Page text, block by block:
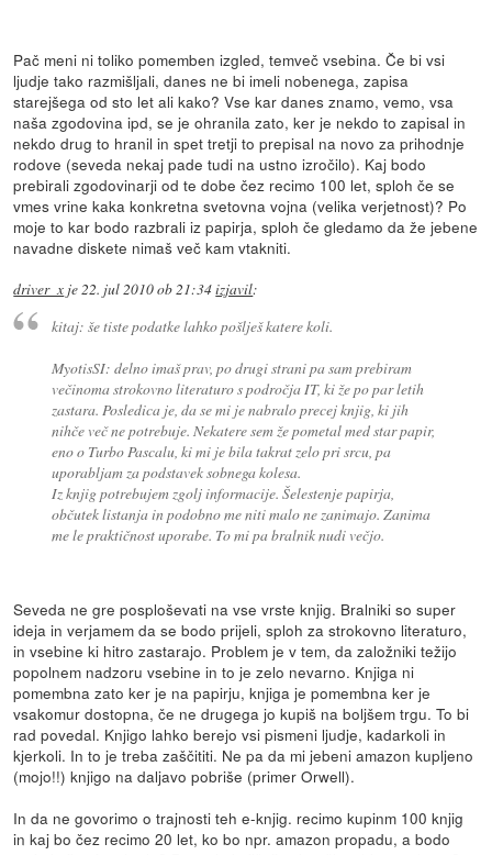
Pač meni ni toliko pomemben izgled, temveč vsebina. Če bi vsi
ljudje tako razmišljali, danes ne bi imeli nobenega, zapisa
starejšega od sto let ali kako? Vse kar danes znamo, vemo, vsa
naša zgodovina ipd, se je ohranila zato, ker je nekdo to zapisal in
nekdo drug to hranil in spet tretji to prepisal na novo za prihodnje
rodove (seveda nekaj pade tudi na ustno izročilo). Kaj bodo
prebirali zgodovinarji od te dobe čez recimo 100 let, sploh če se
vmes vrine kaka konkretna svetovna vojna (velika verjetnost)? Po
moje to kar bodo razbrali iz papirja, sploh če gledamo da že jebene
navadne diskete nimaš več kam vtakniti.
driver_x je22. jul 2010 ob 21:34izjavil:
kitaj: še tiste podatke lahko pošlješ katere koli.
MyotisSI: delno imaš prav, po drugi strani pa sam prebiram
večinoma strokovno literaturo s področja IT, ki že po par letih
zastara. Posledica je, da se mi je nabralo precej knjig, ki jih
nihče več ne potrebuje. Nekatere sem že pometal med star papir,
eno o Turbo Pascalu, ki mi je bila takrat zelo pri srcu, pa
uporabljam za podstavek sobnega kolesa.
Iz knjig potrebujem zgolj informacije. Šelestenje papirja,
občutek listanja in podobno me niti malo ne zanimajo. Zanima
me le praktičnost uporabe. To mi pa bralnik nudi večjo.
Seveda ne gre posploševati na vse vrste knjig. Bralniki so super
ideja in verjamem da se bodo prijeli, sploh za strokovno literaturo,
in vsebine ki hitro zastarajo. Problem je v tem, da založniki težijo
popolnem nadzoru vsebine in to je zelo nevarno. Knjiga ni
pomembna zato ker je na papirju, knjiga je pomembna ker je
vsakomur dostopna, če ne drugega jo kupiš na boljšem trgu. To bi
rad povedal. Knjigo lahko berejo vsi pismeni ljudje, kadarkoli in
kjerkoli. In to je treba zaščititi. Ne pa da mi jebeni amazon kupljeno
(mojo!!) knjigo na daljavo pobriše (primer Orwell).
In da ne govorimo o trajnosti teh e-knjig. recimo kupinm 100 knjig
in kaj bo čez recimo 20 let, ko bo npr. amazon propadu, a bodo